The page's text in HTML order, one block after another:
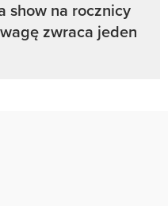
show na rocznicy
zwraca jeden